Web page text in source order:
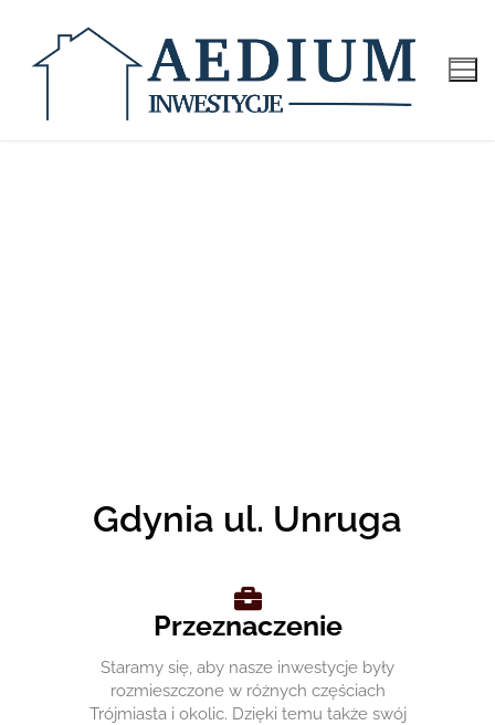
Gdynia ul. Unruga
Przeznaczenie
Staramy się, aby nasze inwestycje były
rozmieszczone w różnych częściach
Trójmiasta i okolic. Dzięki temu także swój